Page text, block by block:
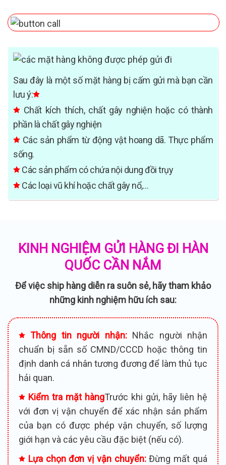
Sau đây là một số mặt hàng bị cấm gửi mà bạn cần
lưu ý:
Chất kích thích, chất gây nghiện hoặc có thành
phần là chất gây nghiện
Các sản phẩm từ động vật hoang dã. Thực phẩm
sống.
Các sản phẩm có chứa nội dung đồi trụy
Các loại vũ khí hoặc chất gây nổ,…
KINH NGHIỆM GỬI HÀNG ĐI HÀN
QUỐC CẦN NẮM
Để việc ship hàng diễn ra suôn sẻ, hãy tham khảo
những kinh nghiệm hữu ích sau:
Thông tin người nhận: Nhắc người nhận
chuẩn bị sẵn số CMND/CCCD hoặc thông tin
định danh cá nhân tương đương để làm thủ tục
hải quan.
Kiểm tra mặt hàngTrước khi gửi, hãy liên hệ
với đơn vị vận chuyển để xác nhận sản phẩm
của bạn có được phép vận chuyển, số lượng
giới hạn và các yêu cầu đặc biệt (nếu có).
Lựa chọn đơn vị vận chuyển:Đừng mất quá